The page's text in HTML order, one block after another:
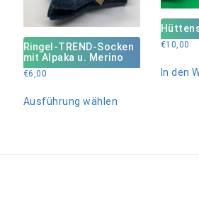
Ringel-TREND-Socken
mit Alpaka u. Merino
€6,00
Ausführung wählen
€10,00
In den